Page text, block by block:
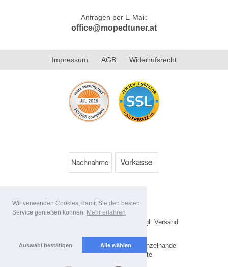
Wir verwenden Cookies, damit Sie den besten
Service genießen können. Mehr erfahren
Auswahl bestätigen Alle wählen
Anfragen per E-Mail:
office@mopedtuner.at
Impressum AGB Widerrufsrecht
Alle Preise inkl. MwSt. evtl. zzgl. Versand
Copyright 2026 by Best Value Einzelhandel
Mobile Shop by Shopgate